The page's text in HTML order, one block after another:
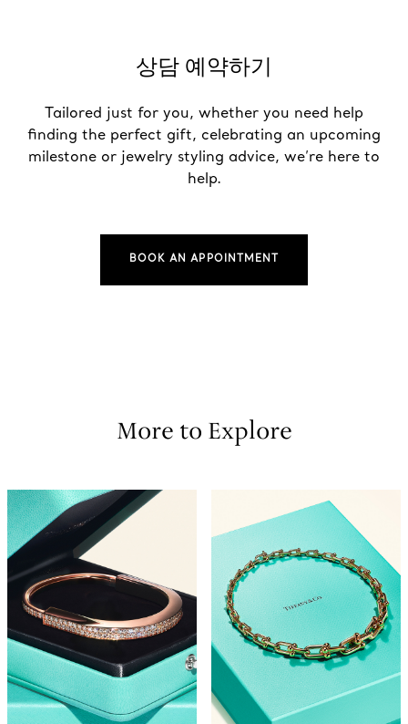
상담 예약하기
Tailored just for you, whether you need help
finding the perfect gift, celebrating an upcoming
milestone or jewelry styling advice, we’re here to
help.
BOOK AN APPOINTMENT
More to Explore